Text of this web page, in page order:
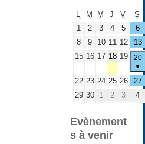
L M M J V
S
1
2 3 4 5
6
8
9 10 11 12
13
15 16 17 18 19
20
●
22 23 24 25 26
27
29 30 1 2 3 4
Evènement
s à venir